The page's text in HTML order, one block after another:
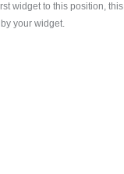
widget to this position,
your widget.